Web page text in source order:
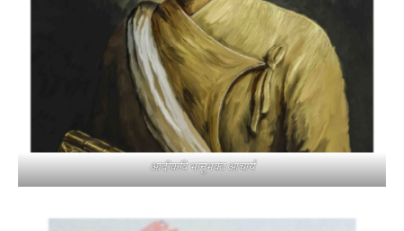
आदीकवि भानुभक्त आचार्य